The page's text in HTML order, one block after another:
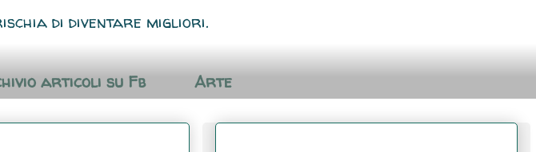
di diventare migliori.
articoli su Fb Arte